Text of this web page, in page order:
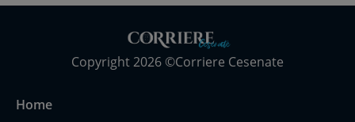
Copyright 2026 ©Corriere Cesenate
Home